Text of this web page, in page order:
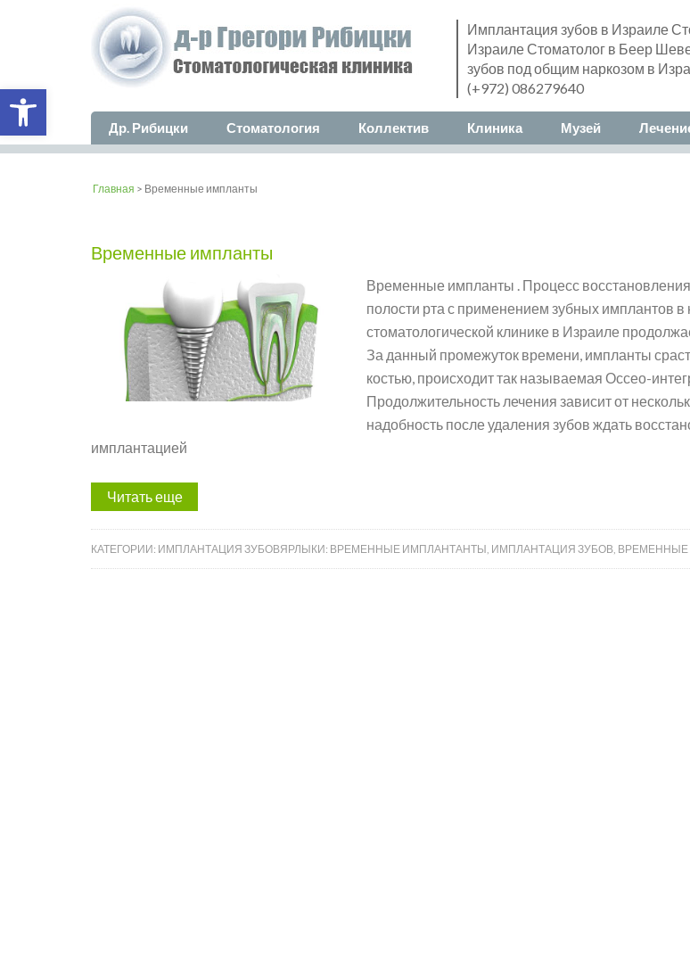
Open toolbar
Имплантация зубов в Израиле
Израиле Стоматолог в Беер
зубов под общим наркозом в
(+972) 086279640
Др. Рибицки Стоматология Коллектив Клиника Музей
Главная > Временные импланты
Временные импланты
Временные импланты . Процесс восстановления
полости рта с применением зубных имплантов
стоматологической клинике в Израиле
За данный промежуток времени, импланты
костью, происходит так называемая Оссео-
Продолжительность лечения зависит от
надобность после удаления зубов ждать
имплантацией
Читать еще
КАТЕГОРИИ: ИМПЛАНТАЦИЯ ЗУБОВЯРЛЫКИ: ВРЕМЕННЫЕ ИМПЛАНТАНТЫ, ИМПЛАНТАЦИЯ ЗУБОВ,